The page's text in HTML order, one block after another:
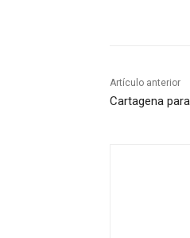
Artículo anterior
Cartagena